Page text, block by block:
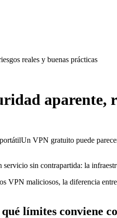
reales y buenas prácticas
aparente,
Un VPN gratuito puede
servicio sin contrapartida: la
VPN maliciosos, la diferencia
límites conviene